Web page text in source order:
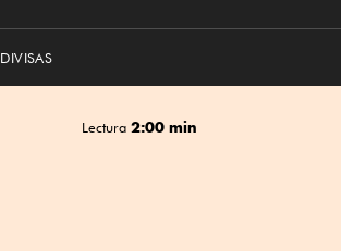
DIVISAS
Lectura 2:00 min